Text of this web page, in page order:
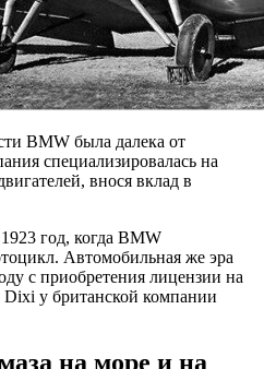
BMW была далека от
специализировалась на
внося вклад в
год, когда BMW
Автомобильная же эра
с приобретения лицензии на
у британской компании
на море и на